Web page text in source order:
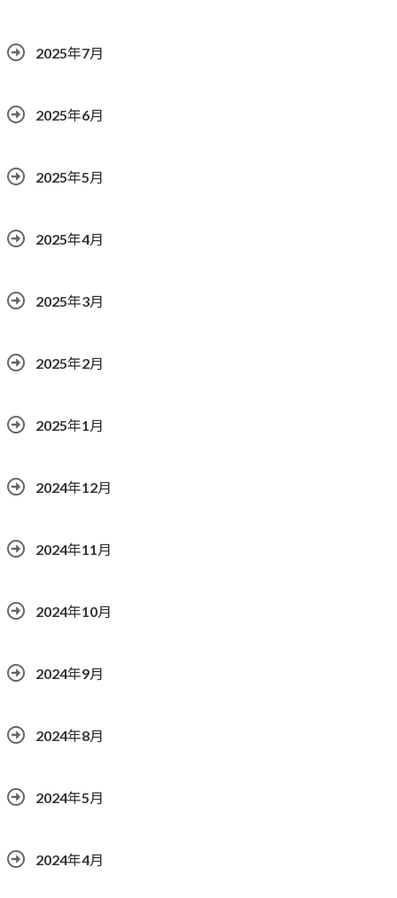
2025年7月
2025年6月
2025年5月
2025年4月
2025年3月
2025年2月
2025年1月
2024年12月
2024年11月
2024年10月
2024年9月
2024年8月
2024年5月
2024年4月